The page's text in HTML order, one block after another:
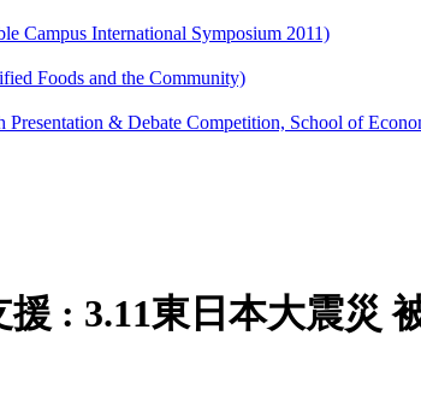
International Symposium 2011)
Foods and the Community)
& Debate Competition, School of
: 3.11東日本大震災